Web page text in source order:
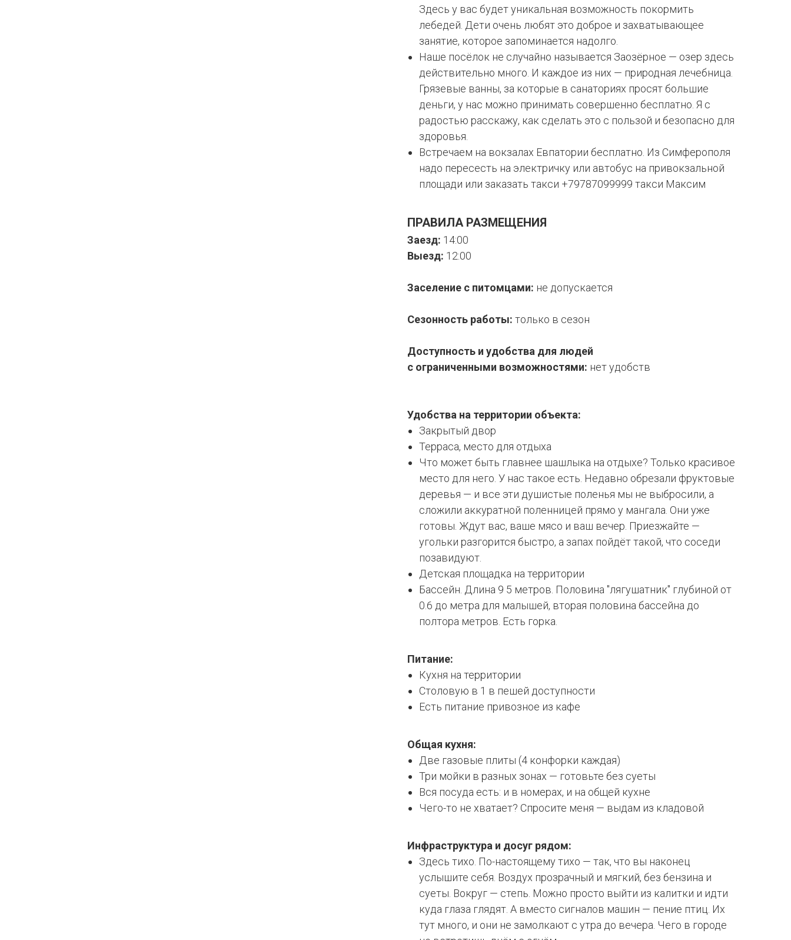
Здесь у вас будет уникальная возможность покормить
лебедей. Дети очень любят это доброе и захватывающее
занятие, которое запоминается надолго.
Наше посёлок не случайно называется Заозёрное — озер здесь
действительно много. И каждое из них — природная лечебница.
Грязевые ванны, за которые в санаториях просят большие
деньги, у нас можно принимать совершенно бесплатно. Я с
радостью расскажу, как сделать это с пользой и безопасно для
здоровья.
Встречаем на вокзалах Евпатории бесплатно. Из Симферополя
надо пересесть на электричку или автобус на привокзальной
площади или заказать такси +79787099999 такси Максим
ПРАВИЛА РАЗМЕЩЕНИЯ
Заезд: 14:00
Выезд: 12:00
Заселение с питомцами: не допускается
Сезонность работы: только в сезон
Доступность и удобства для людей
с ограниченными возможностями: нет удобств
Удобства на территории объекта:
Закрытый двор
Терраса, место для отдыха
Что может быть главнее шашлыка на отдыхе? Только красивое
место для него. У нас такое есть. Недавно обрезали фруктовые
деревья — и все эти душистые поленья мы не выбросили, а
сложили аккуратной поленницей прямо у мангала. Они уже
готовы. Ждут вас, ваше мясо и ваш вечер. Приезжайте —
угольки разгорится быстро, а запах пойдёт такой, что соседи
позавидуют.
Детская площадка на территории
Бассейн. Длина 9 5 метров. Половина "лягушатник" глубиной от
0.6 до метра для малышей, вторая половина бассейна до
полтора метров. Есть горка.
Питание:
Кухня на территории
Столовую в 1 в пешей доступности
Есть питание привозное из кафе
Общая кухня:
Две газовые плиты (4 конфорки каждая)
Три мойки в разных зонах — готовьте без суеты
Вся посуда есть: и в номерах, и на общей кухне
Чего-то не хватает? Спросите меня — выдам из кладовой
Инфраструктура и досуг рядом:
Здесь тихо. По-настоящему тихо — так, что вы наконец
услышите себя. Воздух прозрачный и мягкий, без бензина и
суеты. Вокруг — степь. Можно просто выйти из калитки и идти
куда глаза глядят. А вместо сигналов машин — пение птиц. Их
тут много, и они не замолкают с утра до вечера. Чего в городе